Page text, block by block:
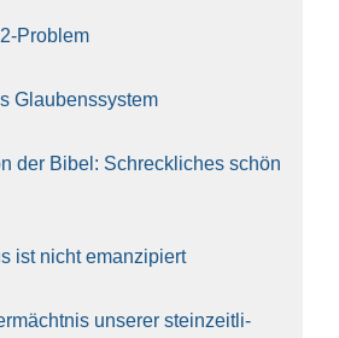
Pro­blem
Glau­bens­sys­tem
der Bibel: Schreck­li­ches schön
ist nicht eman­zi­piert
unse­rer stein­zeit­li­